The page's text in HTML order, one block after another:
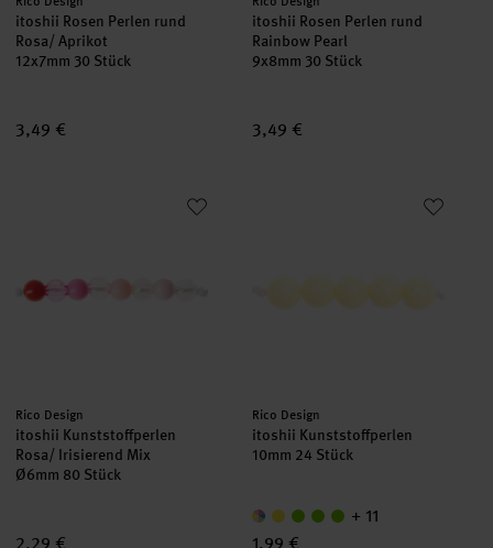
itoshii Rosen Perlen rund
Rosa/ Aprikot
12x7mm 30 Stück
3,49 €
itoshii Rosen Perlen rund
Rainbow Pearl
9x8mm 30 Stück
3,49 €
itoshii Kunststoffperlen Rosa/ Irisierend Mix
Hersteller:
Rico Design
itoshii Kunststoffperlen
Rosa/ Irisierend Mix
Ø6mm 80 Stück
2,29 €
itoshii Kunststoffperlen 10mm
Hersteller:
Rico Design
itoshii Kunststoffperlen
10mm 24 Stück
+ 11
1,99 €